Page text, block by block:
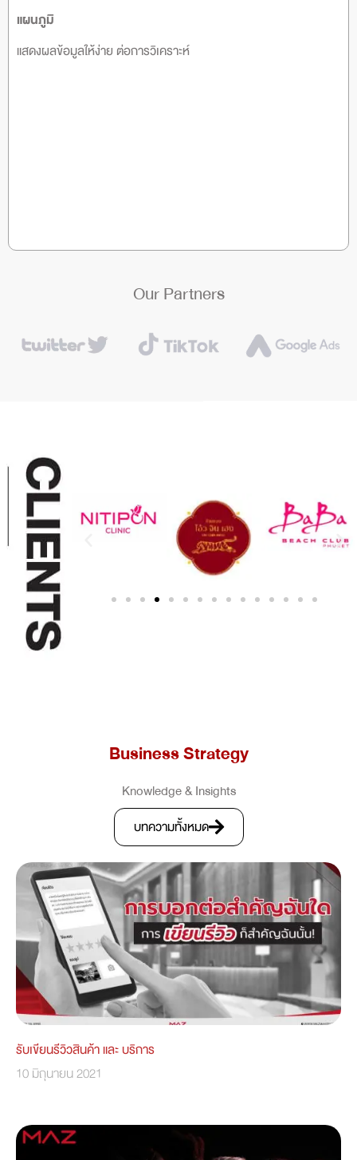
แผนภูมิ
แสดงผลข้อมูลให้ง่าย ต่อการวิเคราะห์
Our Partners
Business Strategy
Knowledge & Insights
บทความทั้งหมด
รับเขียนรีวิวสินค้า และ บริการ
10 มิถุนายน 2021